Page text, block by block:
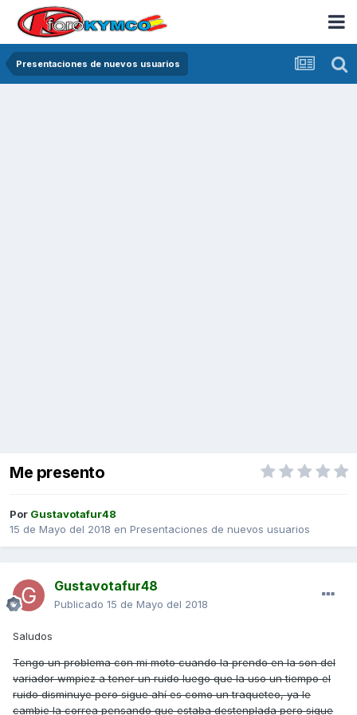
Presentaciones de nuevos usuarios
Me presento
Por Gustavotafur48
15 de Mayo del 2018 en Presentaciones de nuevos usuarios
Gustavotafur48
Publicado 15 de Mayo del 2018
Saludos
Tengo un problema con mi moto cuando la prendo en la son del
variador wmpiez a tener un ruido luego que la uso un tiempo el
ruido disminuye pero sigue ahí es como un traqueteo, ya le
cambie la correa pensando que estaba destenplada pero sigue